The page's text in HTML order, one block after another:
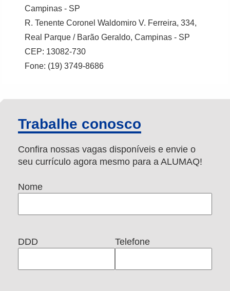
Campinas - SP
R. Tenente Coronel Waldomiro V. Ferreira, 334,
Real Parque / Barão Geraldo, Campinas - SP
CEP: 13082-730
Fone: (19) 3749-8686
Trabalhe conosco
Confira nossas vagas disponíveis e envie o
seu currículo agora mesmo para a ALUMAQ!
Nome
DDD Telefone